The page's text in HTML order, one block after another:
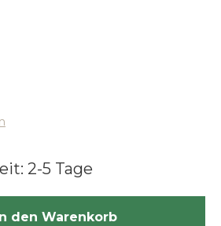
2-5 Tage
Wert ein oder benutze die
In den Warenkorb